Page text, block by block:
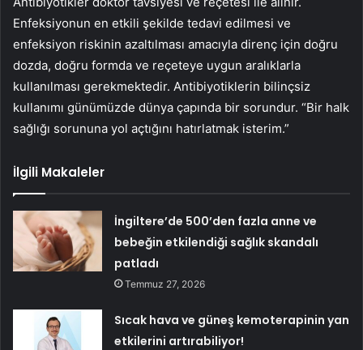
Enfeksiyonun en etkili şekilde tedavi edilmesi ve
enfeksiyon riskinin azaltılması amacıyla direnç için doğru
dozda, doğru formda ve reçeteye uygun aralıklarla
kullanılması gerekmektedir. Antibiyotiklerin bilinçsiz
kullanımı günümüzde dünya çapında bir sorundur. “Bir halk
sağlığı sorununa yol açtığını hatırlatmak isterim.”
İlgili Makaleler
İngiltere’de 500’den fazla anne ve
bebeğin etkilendiği sağlık skandalı
patladı
Temmuz 27, 2026
Sıcak hava ve güneş kemoterapinin yan
etkilerini artırabiliyor!